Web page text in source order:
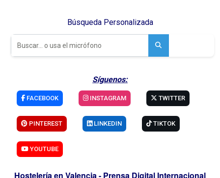
Búsqueda Personalizada
Síguenos:
FACEBOOK INSTAGRAM TWITTER
PINTEREST LINKEDIN TIKTOK
YOUTUBE
Hostelería en Valencia - Prensa Digital Internacional